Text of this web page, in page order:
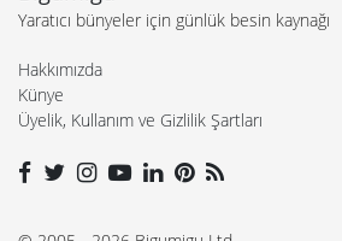
Yaratıcı bünyeler için günlük besin kaynağı
Hakkımızda
Künye
Üyelik, Kullanım ve Gizlilik Şartları